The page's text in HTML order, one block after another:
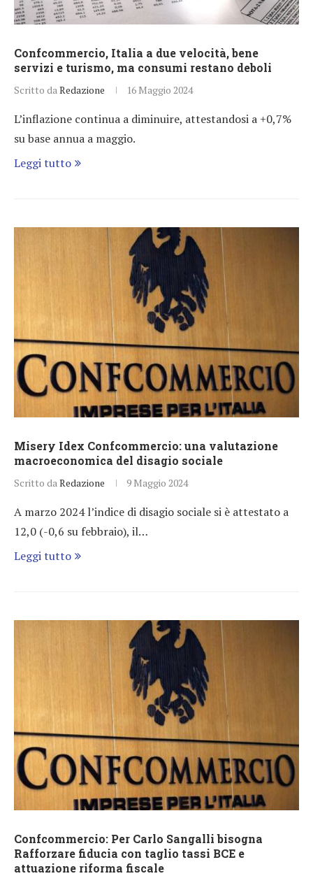
Confcommercio, Italia a due velocità, bene
servizi e turismo, ma consumi restano deboli
Scritto da Redazione 16 Maggio 2024
L’inflazione continua a diminuire, attestandosi a +0,7%
su base annua a maggio.
Leggi tutto
Misery Idex Confcommercio: una valutazione
macroeconomica del disagio sociale
Scritto da Redazione 9 Maggio 2024
A marzo 2024 l’indice di disagio sociale si è attestato a
12,0 (-0,6 su febbraio), il…
Leggi tutto
Confcommercio: Per Carlo Sangalli bisogna
Rafforzare fiducia con taglio tassi BCE e
attuazione riforma fiscale